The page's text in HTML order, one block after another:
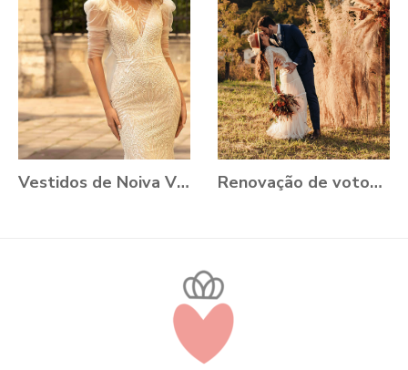
Vestidos de Noiva VONÁ Concept - Coleção Romance 2021 Renovação de votos: Aline e Danilo, Ouro Preto - MG